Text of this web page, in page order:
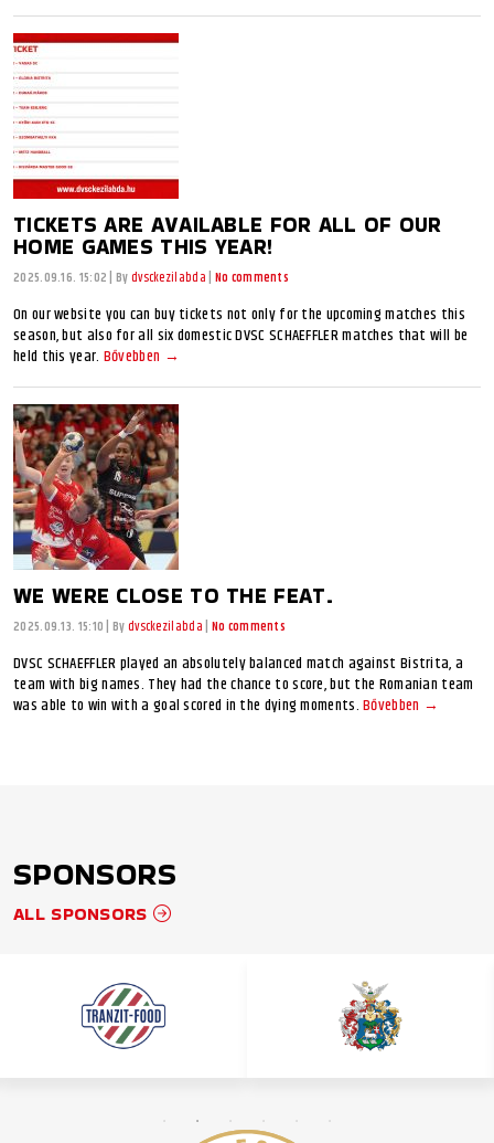
TICKETS ARE AVAILABLE FOR ALL OF OUR
HOME GAMES THIS YEAR!
2025.09.16. 15:02 Bydvsckezilabda No comments
On our website you can buy tickets not only for the upcoming matches this
season, but also for all six domestic DVSC SCHAEFFLER matches that will be
held this year. Bővebben →
WE WERE CLOSE TO THE FEAT.
2025.09.13. 15:10 Bydvsckezilabda No comments
DVSC SCHAEFFLER played an absolutely balanced match against Bistrita, a
team with big names. They had the chance to score, but the Romanian team
was able to win with a goal scored in the dying moments.Bővebben →
SPONSORS
ALL SPONSORS